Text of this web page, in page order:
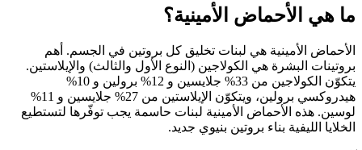
ما هي الأحماض الأمينية؟
الأحماض الأمينية هي لبنات تخليق كل بروتين في الجسم. أهم
بروتينات البشرة هي الكولاجين (النوع الأول والثالث) والإيلاستين.
يتكوّن الكولاجين من 33% جلايسين و 12% برولين و 10%
هيدروكسي برولين، ويتكوّن الإيلاستين من 27% جلايسين و 11%
لوسين. هذه الأحماض الأمينية لبنات حاسمة يجب توفّرها لتستطيع
الخلايا الليفية بناء بروتين بنيوي جديد.